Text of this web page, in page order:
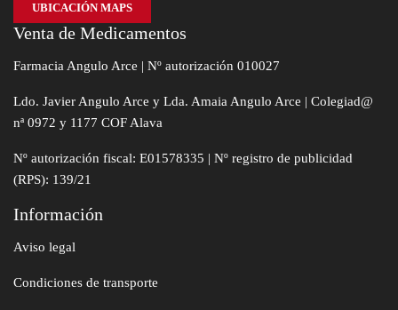
UBICACIÓN MAPS
Venta de Medicamentos
Farmacia Angulo Arce | Nº autorización 010027
Ldo. Javier Angulo Arce y Lda. Amaia Angulo Arce | Colegiad@
nª 0972 y 1177 COF Alava
Nº autorización fiscal: E01578335 | Nº registro de publicidad
(RPS): 139/21
Información
Aviso legal
Condiciones de transporte